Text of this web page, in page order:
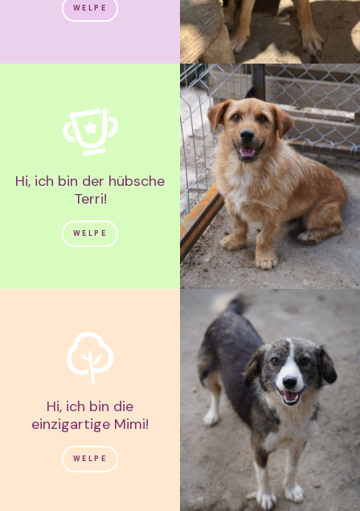
WELPE
Hi, ich bin der hübsche
Terri!
WELPE
Hi, ich bin die
einzigartige Mimi!
WELPE